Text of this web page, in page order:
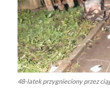
48-latek przygnieciony przez